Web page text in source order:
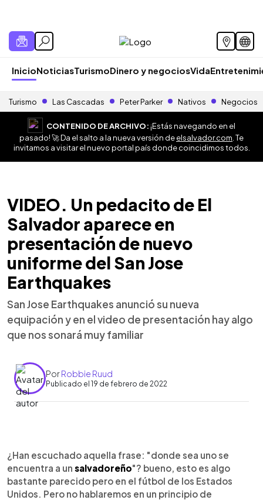
InicioNoticiasTurismoDinero y negociosVida
Turismo Las Cascadas Peter Parker Nativos Negocios
CONTENIDO DE ARCHIVO:¡Estás navegando en el
pasado! 🚀 Da el salto a la nueva versión deelsalvador.com . Te
invitamos a visitar el nuevo portal país donde coincidimos todos.
VIDEO. Un pedacito de El
Salvador aparece en
presentación de nuevo
uniforme del San Jose
Earthquakes
San Jose Earthquakes anunció su nueva
equipación y en el video de presentación hay algo
que nos sonará muy familiar
PorRobbie Ruud
Publicado el 19 de febrero de 2022
Escuchar artículo
¿Han escuchado aquella frase: "donde sea uno se
encuentra a un salvadoreño"? bueno, esto es algo
bastante parecido pero en el fútbol de los Estados
Unidos. Pero no hablaremos en un principio de